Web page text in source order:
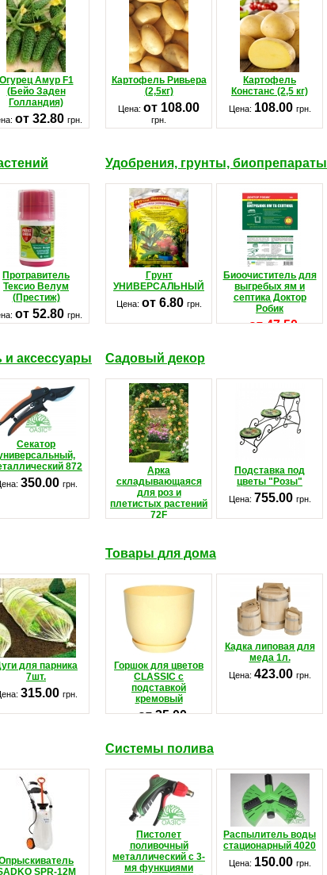
Огурец Амур F1
(Бейо Заден
Голландия)
от 32.80 грн.
Картофель Ривьера
(2,5кг)
Цена: от 108.00
грн.
Картофель
Констанс (2,5 кг)
Цена: 108.00 грн.
Протравитель
Тексио Велум
(Престиж)
от 52.80 грн.
Удобрения, грунты, биопрепараты
Грунт
УНИВЕРСАЛЬНЫЙ
Цена: от 6.80 грн.
Биоочиститель для
выгребых ям и
септика Доктор
Робик
Цена:от 47.50грн.
аксессуары
Секатор
872
350.00 грн.
Садовый декор
Арка
складывающаяся
для роз и
плетистых растений
72F
Подставка под
цветы "Розы"
Цена: 755.00 грн.
для парника
7шт.
315.00 грн.
Товары для дома
Горшок для цветов
CLASSIC с
подставкой
кремовый
Цена:от 35.00грн.
Кадка липовая для
меда 1л.
Цена: 423.00 грн.
SPR-12М
Системы полива
Пистолет
поливочный
металлический с 3-
мя функциями
Распылитель воды
стационарный 4020
Цена: 150.00 грн.